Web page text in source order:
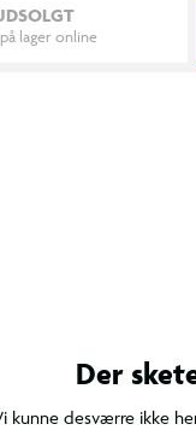
lager online
Der
kunne desværre ikke